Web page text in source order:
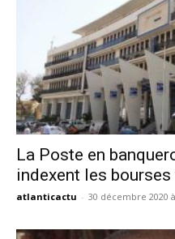
La Poste en
indexent les
atlanticactu - 30 décembre 2020